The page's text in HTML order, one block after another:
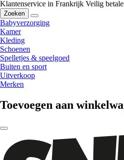
Klantenservice in Frankrijk Veilig
Zoeken
Babyverzorging
Kamer
Kleding
Schoenen
Spelletjes & speelgoed
Buiten en sport
Uitverkoop
Merken
Toevoegen aan